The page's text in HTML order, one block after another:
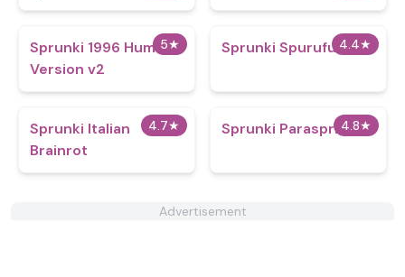
5★
Sprunki 1996 Human
Version v2
4.4★
Sprunki Spurufuture
4.7★
Sprunki Italian
Brainrot
4.8★
Sprunki Parasprinkle
Advertisement